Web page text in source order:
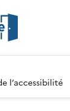
l’accessibilité